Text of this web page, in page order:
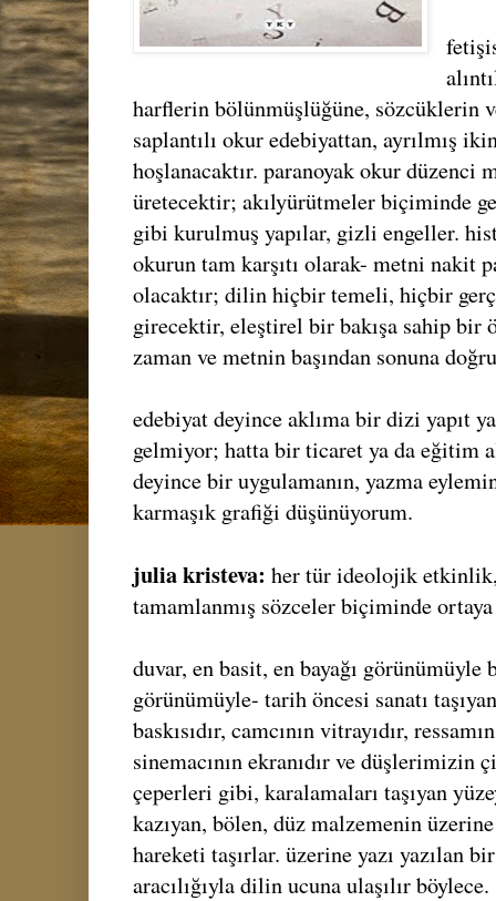
harflerin bölünmüşlüğüne, sözcüklerin
saplantılı okur edebiyattan, ayrılmış
hoşlanacaktır. paranoyak okur düzenci
üretecektir; akılyürütmeler biçiminde
gibi kurulmuş yapılar, gizli engeller.
okurun tam karşıtı olarak- metni nakit
olacaktır; dilin hiçbir temeli, hiçbir
girecektir, eleştirel bir bakışa sahip bir
zaman ve metnin başından sonuna
edebiyat deyince aklıma bir dizi yapıt
gelmiyor; hatta bir ticaret ya da eğitim
deyince bir uygulamanın, yazma
karmaşık grafiği düşünüyorum.
julia kristeva: her tür ideolojik
tamamlanmış sözceler biçiminde
duvar, en basit, en bayağı
görünümüyle- tarih öncesi sanatı
baskısıdır, camcının vitrayıdır,
sinemacının ekranıdır ve
çeperleri gibi, karalamaları taşıyan
kazıyan, bölen, düz malzemenin
hareketi taşırlar. üzerine yazı yazılan
aracılığıyla dilin ucuna ulaşılır böylece.